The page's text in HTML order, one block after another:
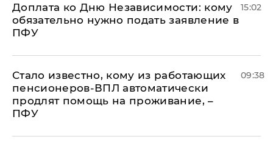
Доплата ко Дню Независимости: кому
обязательно нужно подать заявление в
ПФУ
15:02
Стало известно, кому из работающих
пенсионеров-ВПЛ автоматически
продлят помощь на проживание, –
ПФУ
09:38